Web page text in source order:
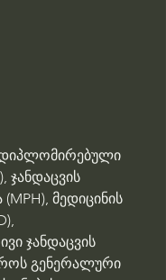
ჯანდაცვის
მედიცინის
ჯანდაცვის
გენერალური